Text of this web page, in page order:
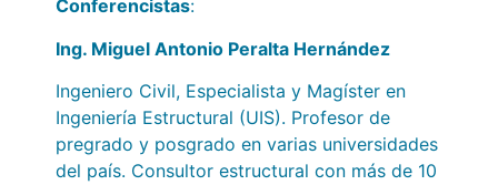
Conferencistas:
Ing. Miguel Antonio Peralta Hernández
Ingeniero Civil, Especialista y Magíster en
Ingeniería Estructural (UIS). Profesor de
pregrado y posgrado en varias universidades
del país. Consultor estructural con más de 10